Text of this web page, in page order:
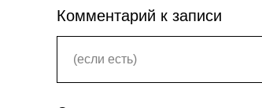
Комментарий к записи